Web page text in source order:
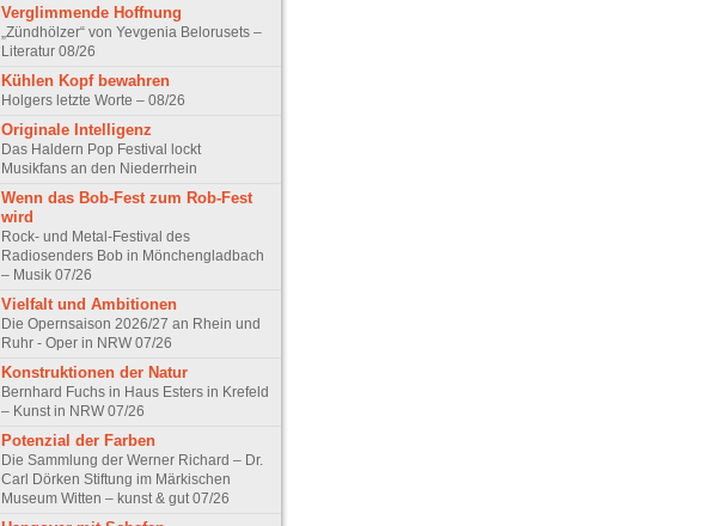
Verglimmende Hoffnung
„Zündhölzer“ von Yevgenia Belorusets –
Literatur 08/26
Kühlen Kopf bewahren
Holgers letzte Worte – 08/26
Originale Intelligenz
Das Haldern Pop Festival lockt
Musikfans an den Niederrhein
Wenn das Bob-Fest zum Rob-Fest
wird
Rock- und Metal-Festival des
Radiosenders Bob in Mönchengladbach
– Musik 07/26
Vielfalt und Ambitionen
Die Opernsaison 2026/27 an Rhein und
Ruhr - Oper in NRW 07/26
Konstruktionen der Natur
Bernhard Fuchs in Haus Esters in Krefeld
– Kunst in NRW 07/26
Potenzial der Farben
Die Sammlung der Werner Richard – Dr.
Carl Dörken Stiftung im Märkischen
Museum Witten – kunst & gut 07/26